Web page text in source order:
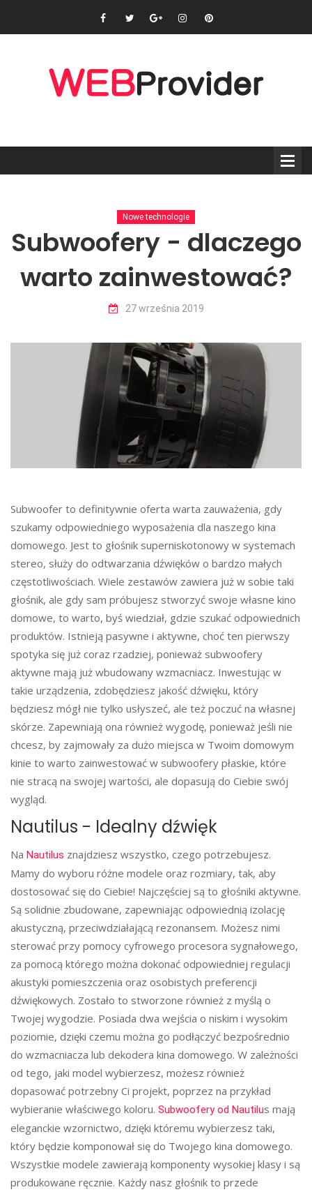
Nowe technologie
Subwoofery - dlaczego
warto zainwestować?
27 września 2019
Subwoofer to definitywnie oferta warta zauważenia, gdy
szukamy odpowiedniego wyposażenia dla naszego kina
domowego. Jest to głośnik superniskotonowy w systemach
stereo, służy do odtwarzania dźwięków o bardzo małych
częstotliwościach. Wiele zestawów zawiera już w sobie taki
głośnik, ale gdy sam próbujesz stworzyć swoje własne kino
domowe, to warto, byś wiedział, gdzie szukać odpowiednich
produktów. Istnieją pasywne i aktywne, choć ten pierwszy
spotyka się już coraz rzadziej, ponieważ subwoofery
aktywne mają już wbudowany wzmacniacz. Inwestując w
takie urządzenia, zdobędziesz jakość dźwięku, który
będziesz mógł nie tylko usłyszeć, ale też poczuć na własnej
skórze. Zapewniają ona również wygodę, ponieważ jeśli nie
chcesz, by zajmowały za dużo miejsca w Twoim domowym
kinie to warto zainwestować w subwoofery płaskie, które
nie stracą na swojej wartości, ale dopasują do Ciebie swój
wygląd.
Nautilus - Idealny dźwięk
Na Nautilus znajdziesz wszystko, czego potrzebujesz.
Mamy do wyboru różne modele oraz rozmiary, tak, aby
dostosować się do Ciebie! Najczęściej są to głośniki aktywne.
Są solidnie zbudowane, zapewniając odpowiednią izolację
akustyczną, przeciwdziałającą rezonansem. Możesz nimi
sterować przy pomocy cyfrowego procesora sygnałowego,
za pomocą którego można dokonać odpowiedniej regulacji
akustyki pomieszczenia oraz osobistych preferencji
dźwiękowych. Zostało to stworzone również z myślą o
Twojej wygodzie. Posiada dwa wejścia o niskim i wysokim
poziomie, dzięki czemu można go podłączyć bezpośrednio
do wzmacniacza lub dekodera kina domowego. W zależności
od tego, jaki model wybierzesz, możesz również
dopasować potrzebny Ci projekt, poprzez na przykład
wybieranie właściwego koloru. Subwoofery od Nautilus mają
eleganckie wzornictwo, dzięki któremu wybierzesz taki,
który będzie komponował się do Twojego kina domowego.
Wszystkie modele zawierają komponenty wysokiej klasy i są
produkowane ręcznie. Każdy nasz głośnik to przede